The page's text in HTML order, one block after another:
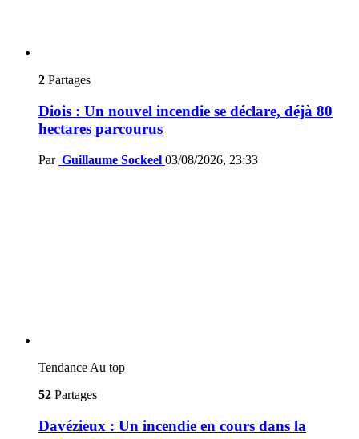
2 Partages
Diois : Un nouvel incendie se déclare, déjà 80
hectares parcourus
Par Guillaume Sockeel 03/08/2026, 23:33
Tendance Au top
52 Partages
Davézieux : Un incendie en cours dans la